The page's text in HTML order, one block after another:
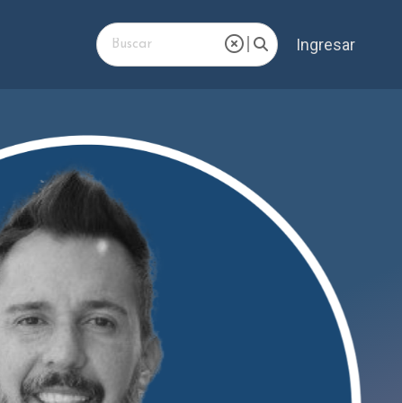
Ingresar